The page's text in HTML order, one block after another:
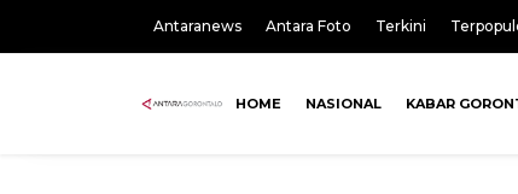
Antaranews Antara Foto Terkini
HOME NASIONAL KABAR